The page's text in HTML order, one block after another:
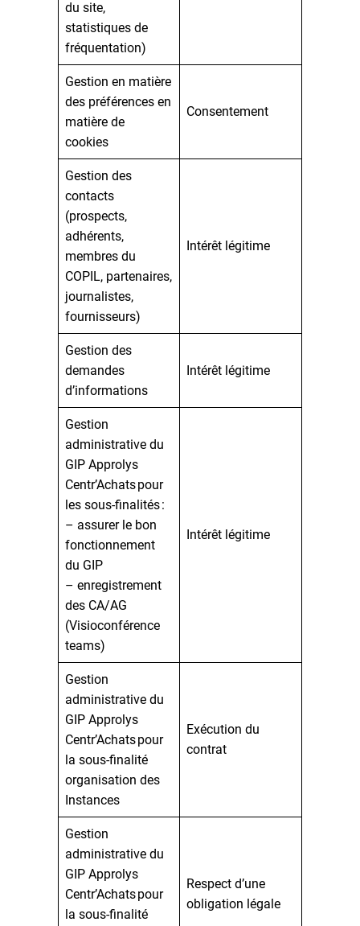
du site,
statistiques de
fréquentation)
Gestion en matière
des préférences en
matière de
cookies
Consentement
Gestion des
contacts
(prospects,
adhérents,
membres du
COPIL, partenaires,
journalistes,
fournisseurs)
Intérêt légitime
Gestion des
demandes
d’informations
Intérêt légitime
Gestion
administrative du
GIP Approlys
Centr’Achats pour
les sous-finalités :
– assurer le bon
fonctionnement
du GIP
– enregistrement
des CA/AG
(Visioconférence
teams)
Intérêt légitime
Gestion
administrative du
GIP Approlys
Centr’Achats pour
la sous-finalité
organisation des
Instances
Exécution du
contrat
Gestion
administrative du
GIP Approlys
Centr’Achats pour
la sous-finalité
Respect d’une
obligation légale